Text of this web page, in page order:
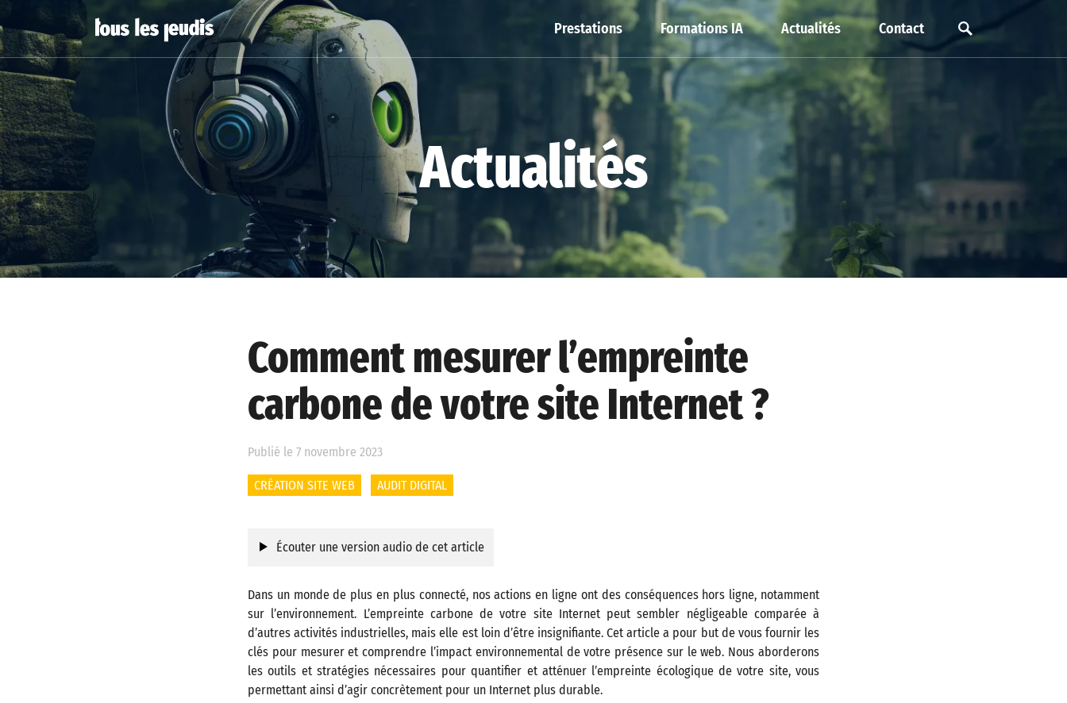
Prestations Formations IA Actualités Contact
Actualités
Comment mesurer l’empreinte
carbone de votre site Internet ?
Publié le 7 novembre 2023
CRÉATION SITE WEB AUDIT DIGITAL
Écouter une version audio de cet article
Dans un monde de plus en plus connecté, nos actions en ligne ont des conséquences hors ligne, notamment
sur l’environnement. L’empreinte carbone de votre site Internet peut sembler négligeable comparée à
d’autres activités industrielles, mais elle est loin d’être insignifiante. Cet article a pour but de vous fournir les
clés pour mesurer et comprendre l’impact environnemental de votre présence sur le web. Nous aborderons
les outils et stratégies nécessaires pour quantifier et atténuer l’empreinte écologique de votre site, vous
permettant ainsi d’agir concrètement pour un Internet plus durable.